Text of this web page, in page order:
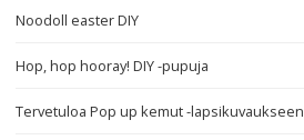
Noodoll easter DIY
Hop, hop hooray! DIY -pupuja
Tervetuloa Pop up kemut -lapsikuvaukseen